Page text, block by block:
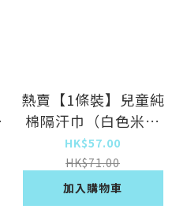
熱賣【1條裝】兒童純
棉隔汗巾（白色米奇
28*42cm）
HK$57.00
HK$71.00
加入購物車